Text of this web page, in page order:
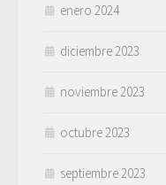
enero 2024
diciembre 2023
noviembre 2023
octubre 2023
septiembre 2023